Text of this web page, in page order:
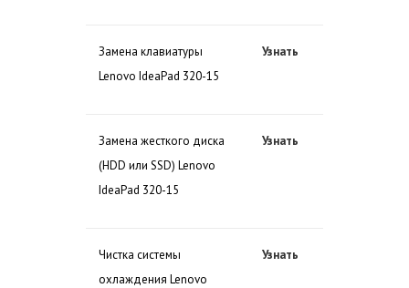
Замена клавиатуры
Lenovo IdeaPad 320-15
Узнать
Замена жесткого диска
(HDD или SSD) Lenovo
IdeaPad 320-15
Узнать
Чистка системы
охлаждения Lenovo
Узнать